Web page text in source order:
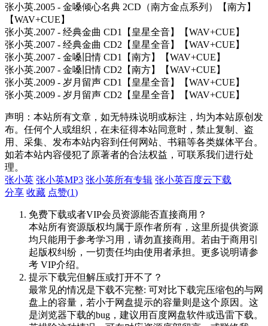
张小英.2005 - 金嗓倾心名典 2CD（南方金点系列）【南方】
【WAV+CUE】
张小英.2007 - 经典金曲 CD1【皇星全音】【WAV+CUE】
张小英.2007 - 经典金曲 CD2【皇星全音】【WAV+CUE】
张小英.2007 - 金嗓旧情 CD1【南方】【WAV+CUE】
张小英.2007 - 金嗓旧情 CD2【南方】【WAV+CUE】
张小英.2009 - 岁月留声 CD1【皇星全音】【WAV+CUE】
张小英.2009 - 岁月留声 CD2【皇星全音】【WAV+CUE】
声明：本站所有文章，如无特殊说明或标注，均为本站原创发
布。任何个人或组织，在未征得本站同意时，禁止复制、盗
用、采集、发布本站内容到任何网站、书籍等各类媒体平台。
如若本站内容侵犯了原著者的合法权益，可联系我们进行处
理。
张小英 张小英MP3 张小英所有专辑 张小英百度云下载
分享 收藏 点赞(1)
免费下载或者VIP会员资源能否直接商用？
本站所有资源版权均属于原作者所有，这里所提供资源
均只能用于参考学习用，请勿直接商用。若由于商用引
起版权纠纷，一切责任均由使用者承担。更多说明请参
考 VIP介绍。
提示下载完但解压或打开不了？
最常见的情况是下载不完整: 可对比下载完压缩包的与网
盘上的容量，若小于网盘提示的容量则是这个原因。这
是浏览器下载的bug，建议用百度网盘软件或迅雷下载。